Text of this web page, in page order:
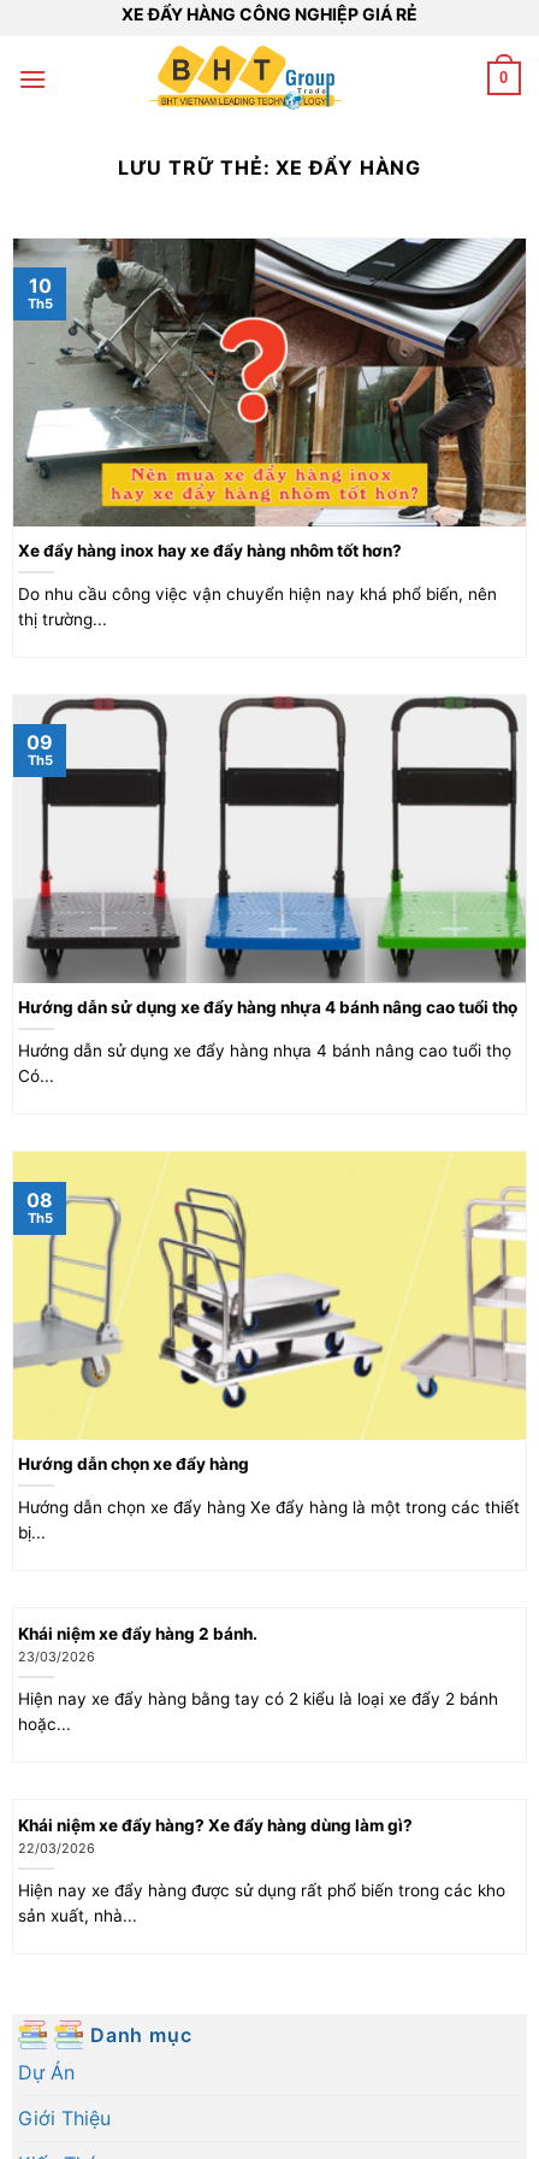
nội
XE ĐẨY HÀNG CÔNG NGHIỆP GIÁ RẺ
0
LƯU TRỮ THẺ:XE ĐẨY HÀNG
Xe đẩy hàng inox hay xe đẩy hàng nhôm tốt hơn?
Do nhu cầu công việc vận chuyển hiện nay khá phổ biến, nên
thị trường...
10
Th5
Hướng dẫn sử dụng xe đẩy hàng nhựa 4 bánh nâng cao tuổi thọ
Hướng dẫn sử dụng xe đẩy hàng nhựa 4 bánh nâng cao tuổi thọ
Có...
09
Th5
Hướng dẫn chọn xe đẩy hàng
Hướng dẫn chọn xe đẩy hàng Xe đẩy hàng là một trong các thiết
bị...
08
Th5
Khái niệm xe đẩy hàng 2 bánh.
23/03/2026
Hiện nay xe đẩy hàng bằng tay có 2 kiểu là loại xe đẩy 2 bánh
hoặc...
Khái niệm xe đẩy hàng? Xe đẩy hàng dùng làm gì?
22/03/2026
Hiện nay xe đẩy hàng được sử dụng rất phổ biến trong các kho
sản xuất, nhà...
Danh mục
Dự Án
Giới Thiệu